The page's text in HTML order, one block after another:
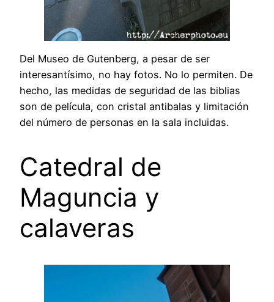
Del Museo de Gutenberg, a pesar de ser
interesantísimo, no hay fotos. No lo permiten. De
hecho, las medidas de seguridad de las biblias
son de película, con cristal antibalas y limitación
del número de personas en la sala incluidas.
Catedral de
Maguncia y
calaveras